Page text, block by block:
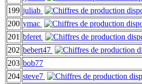
199 juliab
200 ymac
201 bferet
202 bebert47
203 bob77
204 steve7